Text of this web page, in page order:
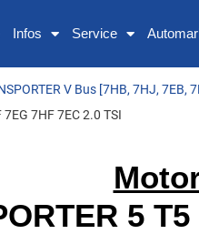
Infos Service
V Bus [7HB, 7HJ, 7EB,
7HF 7EC 2.0 TSI
5